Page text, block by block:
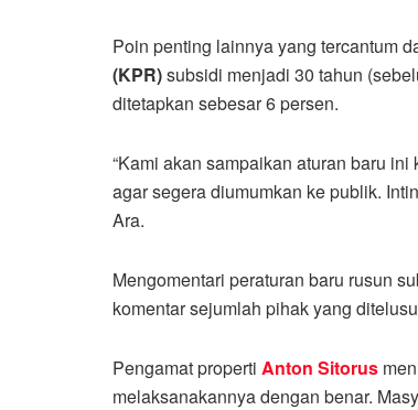
Poin penting lainnya yang tercantum
(KPR)subsidi menjadi 30 tahun
ditetapkan sebesar 6 persen.
“Kami akan sampaikan aturan baru
agar segera diumumkan ke publik.
Ara.
Mengomentari peraturan baru rusun
komentar sejumlah pihak yang
Pengamat properti Anton Sitorus
melaksanakannya dengan benar.